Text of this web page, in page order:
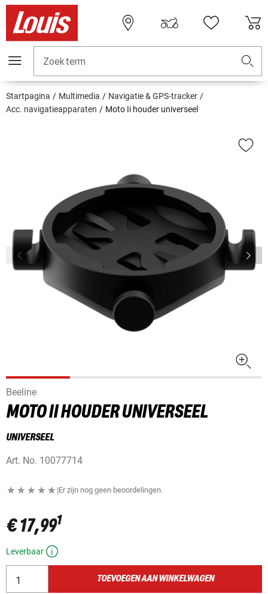
Zoekterm
Startpagina Multimedia
Navigatie & GPS-tracker
Acc. navigatieapparaten
Moto Ii houder universeel
Beeline
MOTO II HOUDER UNIVERSEEL
UNIVERSEEL
Art. No. 10077714
|Er zijn nog geen beoordelingen.
€ 17,991
Leverbaar
TOEVOEGEN AAN WINKELWAGEN